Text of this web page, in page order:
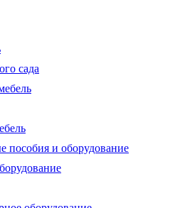
сада
пособия и оборудование